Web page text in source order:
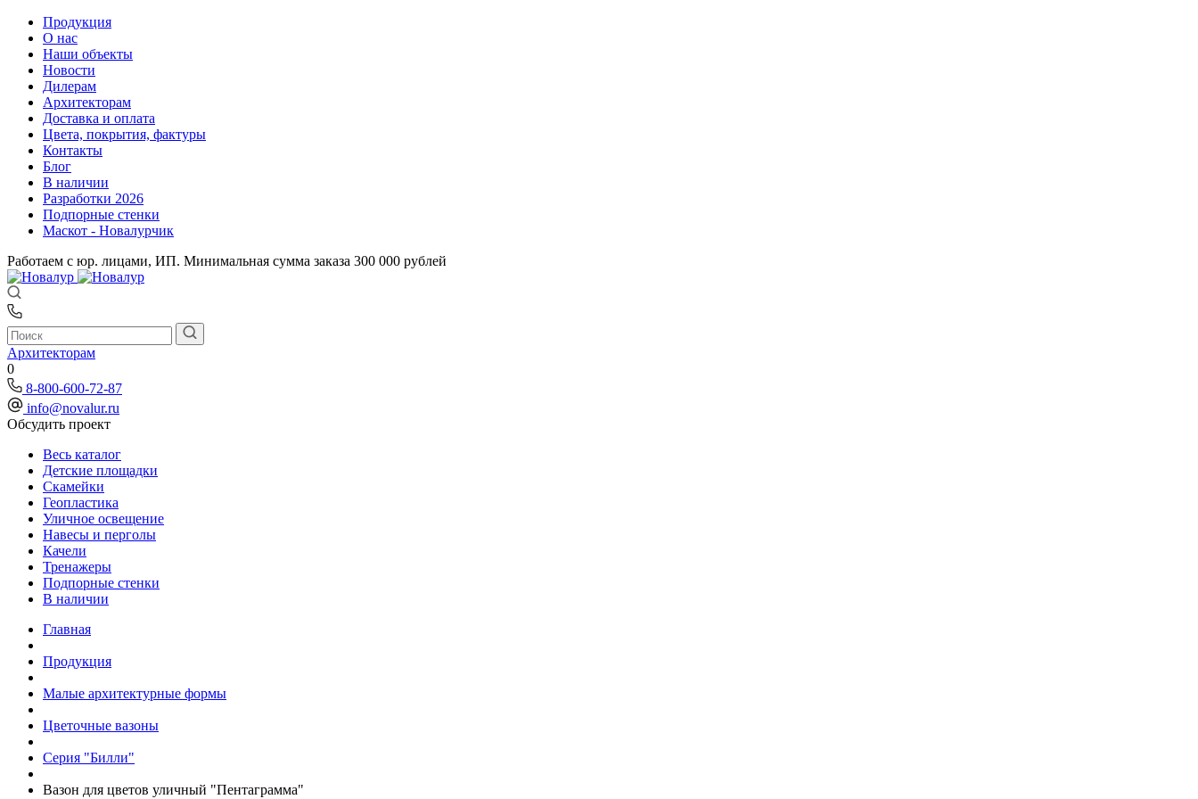
Продукция
О нас
Наши объекты
Новости
Дилерам
Архитекторам
Доставка и оплата
Цвета, покрытия, фактуры
Контакты
Блог
В наличии
Разработки 2026
Подпорные стенки
Маскот - Новалурчик
Работаем с юр. лицами, ИП. Минимальная сумма заказа 300 000 рублей
Архитекторам
0
8-800-600-72-87
info@novalur.ru
Обсудить проект
Весь каталог
Детские площадки
Скамейки
Геопластика
Уличное освещение
Навесы и перголы
Качели
Тренажеры
Подпорные стенки
В наличии
Главная
Продукция
Малые архитектурные формы
Цветочные вазоны
Серия "Билли"
Вазон для цветов уличный "Пентаграмма"